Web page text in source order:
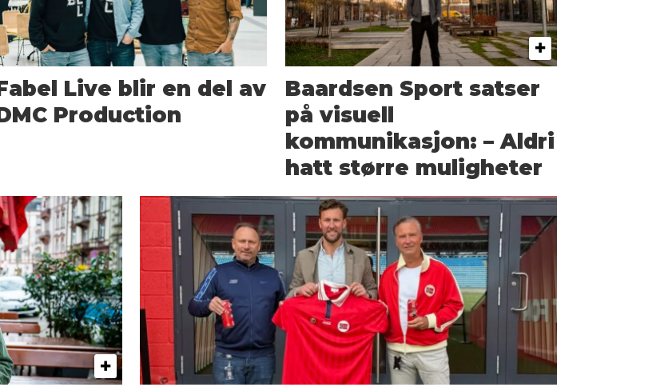
Live blir en del av
Production
Baardsen Sport satser
på visuell
kommunikasjon: – Aldri
hatt større muligheter